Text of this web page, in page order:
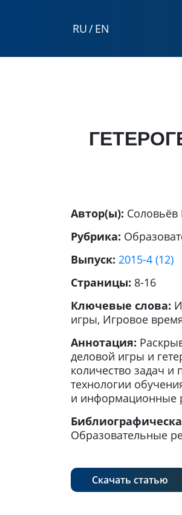
RU/EN
Автор(ы):
Рубрика:
Выпуск: 2015-4 (12)
Страницы: 8-16
Ключевые слова:
игры, Игровое
Аннотация:
деловой игры и
количество задач
технологии
и информационные
Образовательные
Скачать статью